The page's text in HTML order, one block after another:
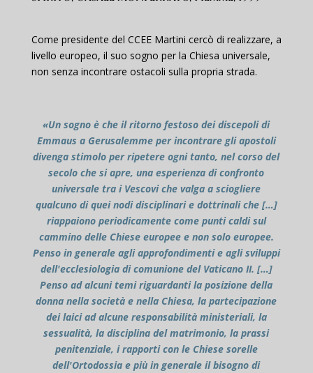
Come presidente del CCEE Martini cercò di realizzare, a
livello europeo, il suo sogno per la Chiesa universale,
non senza incontrare ostacoli sulla propria strada.
«Un sogno è che il ritorno festoso dei discepoli di
Emmaus a Gerusalemme per incontrare gli apostoli
divenga stimolo per ripetere ogni tanto, nel corso del
secolo che si apre, una esperienza di confronto
universale tra i Vescovi che valga a sciogliere
qualcuno di quei nodi disciplinari e dottrinali che […]
riappaiono periodicamente come punti caldi sul
cammino delle Chiese europee e non solo europee.
Penso in generale agli approfondimenti e agli sviluppi
dell'ecclesiologia di comunione del Vaticano II. […]
Penso ad alcuni temi riguardanti la posizione della
donna nella società e nella Chiesa, la partecipazione
dei laici ad alcune responsabilità ministeriali, la
sessualità, la disciplina del matrimonio, la prassi
penitenziale, i rapporti con le Chiese sorelle
dell'Ortodossia e più in generale il bisogno di